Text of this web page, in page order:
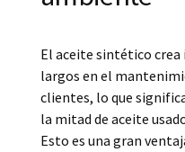
El aceite sintético
largos en el
clientes, lo que
la mitad de aceite
Esto es una gran